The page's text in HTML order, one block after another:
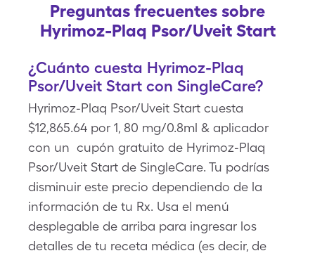
Preguntas frecuentes sobre
Hyrimoz-Plaq Psor/Uveit Start
¿Cuánto cuesta Hyrimoz-Plaq
Psor/Uveit Start con SingleCare?
Hyrimoz-Plaq Psor/Uveit Start cuesta
$12,865.64 por 1, 80 mg/0.8ml & aplicador
con un cupón gratuito de Hyrimoz-Plaq
Psor/Uveit Start de SingleCare. Tu podrías
disminuir este precio dependiendo de la
información de tu Rx. Usa el menú
desplegable de arriba para ingresar los
detalles de tu receta médica (es decir, de